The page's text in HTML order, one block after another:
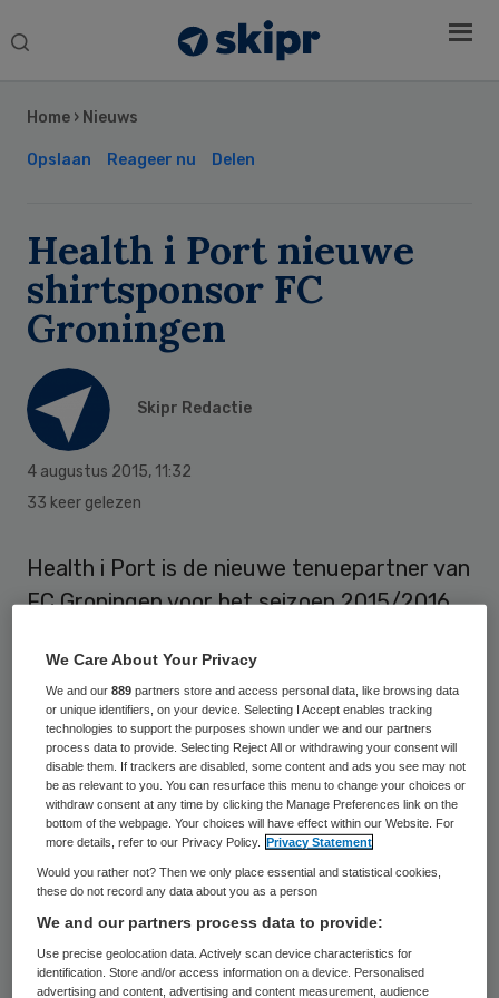
Search
Home › Nieuws
Opslaan Reageer nu Delen
Health i Port nieuwe
shirtsponsor FC
Groningen
Skipr Redactie
4 augustus 2015, 11:32
33 keer gelezen
Health i Port is de nieuwe tenuepartner van
FC Groningen voor het seizoen 2015/2016.
zorginstellingen bij elkaar brengen om
kennis delen en samen te werken aan
innovaties op het gebied van zorg, research
en sportieve prestaties.
Health i Port is een initiatief van GGZ-
instelling INTER-PSY en FC Groningen en zal
ook verbonden zijn aan het nieuwe
Topsportzorgcentrum dat in Groningen
komt te staan. Daar zullen voor een groot
publiek geavanceerde trainings- en
Sidebar
We Care About Your Privacy
We and our889 partners store and access personal data, like browsing data
or unique identifiers, on your device. Selecting I Accept enables tracking
technologies to support the purposes shown under we and our partners
process data to provide. Selecting Reject All or withdrawing your consent will
disable them. If trackers are disabled, some content and ads you see may not
be as relevant to you. You can resurface this menu to change your choices or
withdraw consent at any time by clicking the Manage Preferences link on the
bottom of the webpage. Your choices will have effect within our Website. For
more details, refer to our Privacy Policy.
Privacy Statement
Would you rather not? Then we only place essential and statistical cookies,
these do not record any data about you as a person
We and our partners process data to provide:
Use precise geolocation data. Actively scan device characteristics for
identification. Store and/or access information on a device. Personalised
advertising and content, advertising and content measurement, audience